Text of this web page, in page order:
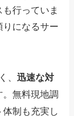
行っていま
になるサー
、迅速な対
無料現地調
制も充実し